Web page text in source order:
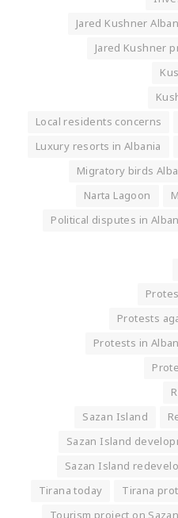
Jared Kushner
Jared Kushner
Local residents concerns
Luxury resorts in Albania
Migratory birds
Narta Lagoon
Political disputes in
Protests
Protests in
Sazan Island
Sazan Island
Sazan Island
Tirana
Tirana today